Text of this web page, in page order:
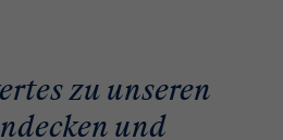
zu unseren
und